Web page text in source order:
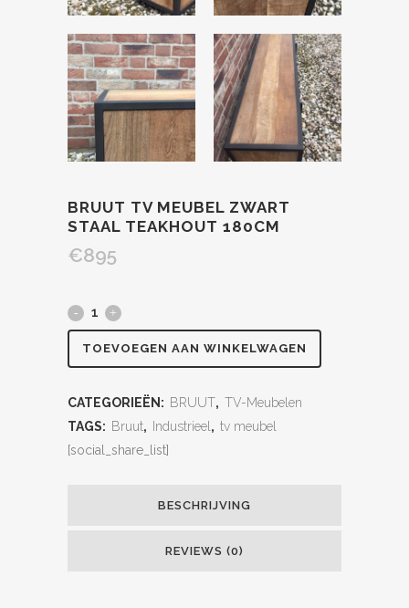
BRUUT TV MEUBEL ZWART
STAAL TEAKHOUT 180CM
€895
TOEVOEGEN AAN WINKELWAGEN
CATEGORIEËN: BRUUT, TV-Meubelen
TAGS: Bruut, Industrieel , tv meubel
[social_share_list]
BESCHRIJVING
REVIEWS (0)